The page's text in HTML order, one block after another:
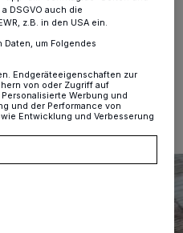
Straße 314.
Minute Lesezeit
DSGVO auch die
z.B. in den USA ein.
um Folgendes
Endgeräteeigenschaften zur
von oder Zugriff auf
Werbung und
und der Performance von
Entwicklung und Verbesserung